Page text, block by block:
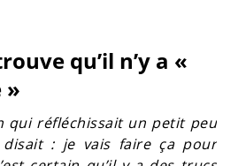
qu’il n’y a «
»
qui réfléchissait un petit peu
: je vais faire ça pour